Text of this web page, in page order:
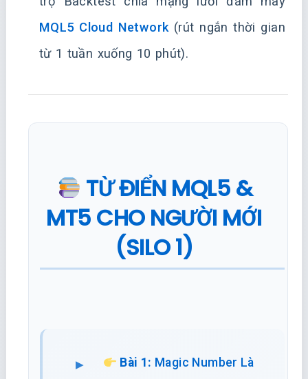
MQL5 Cloud Network(rút ngắn thời gian
từ 1 tuần xuống 10 phút).
TỪ ĐIỂN MQL5 &
MT5 CHO NGƯỜI MỚI
(SILO 1)
Bài 1: Magic Number Là